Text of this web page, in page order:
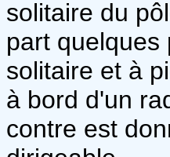
solitaire du
part quelques
solitaire et à
à bord d'un
contre est